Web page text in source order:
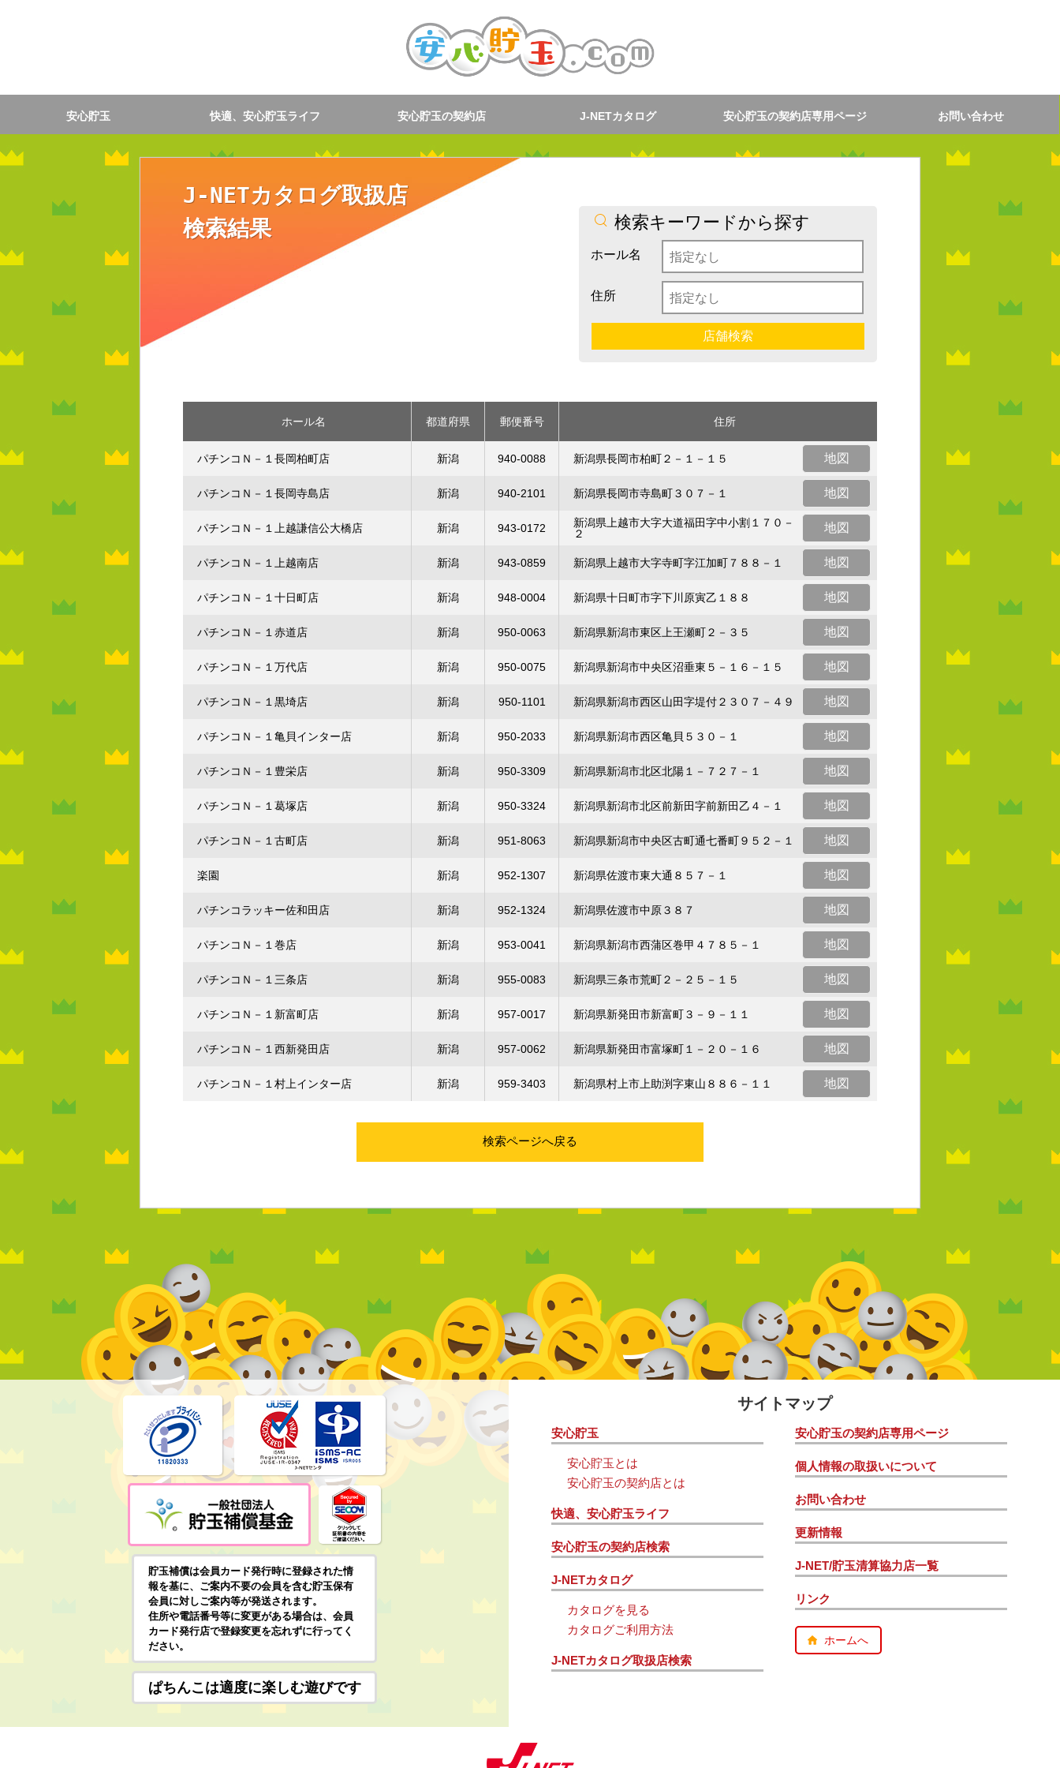
安心貯玉 快適、安心貯玉ライフ 安心貯玉の契約店 J-NETカタログ 安心貯玉の契約店専用ページ お問い合わせ
J-NETカタログ取扱店
検索結果
検索キーワードから探す
ホール名
住所
店舗検索
ホール名 都道府県 郵便番号 住所
パチンコＮ－１長岡柏町店 新潟 940-0088 新潟県長岡市柏町２－１－１５ 地図
パチンコＮ－１長岡寺島店 新潟 940-2101 新潟県長岡市寺島町３０７－１ 地図
パチンコＮ－１上越謙信公大橋店 新潟 943-0172
新潟県上越市大字大道福田字中小割１７０－
２
地図
パチンコＮ－１上越南店 新潟 943-0859 新潟県上越市大字寺町字江加町７８８－１ 地図
パチンコＮ－１十日町店 新潟 948-0004 新潟県十日町市字下川原寅乙１８８ 地図
パチンコＮ－１赤道店 新潟 950-0063 新潟県新潟市東区上王瀬町２－３５ 地図
パチンコＮ－１万代店 新潟 950-0075 新潟県新潟市中央区沼垂東５－１６－１５ 地図
パチンコＮ－１黒埼店 新潟 950-1101 新潟県新潟市西区山田字堤付２３０７－４９ 地図
パチンコＮ－１亀貝インター店 新潟 950-2033 新潟県新潟市西区亀貝５３０－１ 地図
パチンコＮ－１豊栄店 新潟 950-3309 新潟県新潟市北区北陽１－７２７－１ 地図
パチンコＮ－１葛塚店 新潟 950-3324 新潟県新潟市北区前新田字前新田乙４－１ 地図
パチンコＮ－１古町店 新潟 951-8063 新潟県新潟市中央区古町通七番町９５２－１ 地図
楽園 新潟 952-1307 新潟県佐渡市東大通８５７－１ 地図
パチンコラッキー佐和田店 新潟 952-1324 新潟県佐渡市中原３８７ 地図
パチンコＮ－１巻店 新潟 953-0041 新潟県新潟市西蒲区巻甲４７８５－１ 地図
パチンコＮ－１三条店 新潟 955-0083 新潟県三条市荒町２－２５－１５ 地図
パチンコＮ－１新富町店 新潟 957-0017 新潟県新発田市新富町３－９－１１ 地図
パチンコＮ－１西新発田店 新潟 957-0062 新潟県新発田市富塚町１－２０－１６ 地図
パチンコＮ－１村上インター店 新潟 959-3403 新潟県村上市上助渕字東山８８６－１１ 地図
検索ページへ戻る
貯玉補償は会員カード発行時に登録された情
報を基に、ご案内不要の会員を含む貯玉保有
会員に対しご案内等が発送されます。
住所や電話番号等に変更がある場合は、会員
カード発行店で登録変更を忘れずに行ってく
ださい。
ぱちんこは適度に楽しむ遊びです
サイトマップ
安心貯玉
安心貯玉とは
安心貯玉の契約店とは
快適、安心貯玉ライフ
安心貯玉の契約店検索
J-NETカタログ
カタログを見る
カタログご利用方法
J-NETカタログ取扱店検索
安心貯玉の契約店専用ページ
個人情報の取扱いについて
お問い合わせ
更新情報
J-NET/貯玉清算協力店一覧
リンク
ホームへ